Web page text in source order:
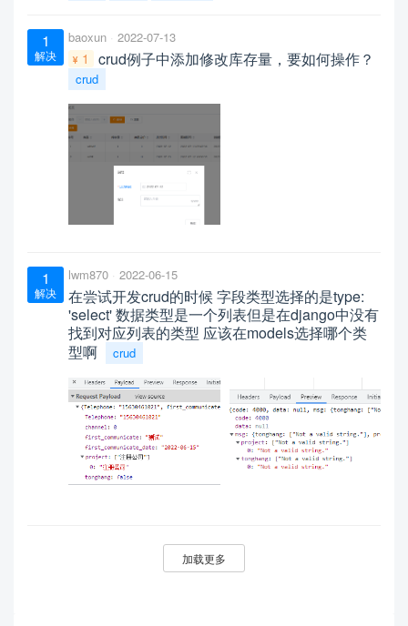
1
解决
baoxun 2022-07-13
1 crud例子中添加修改库存量，要如何操作？
crud
1
解决
lwm870 2022-06-15
在尝试开发crud的时候 字段类型选择的是type:
'select' 数据类型是一个列表但是在django中没有
找到对应列表的类型 应该在models选择哪个类
型啊
crud
加载更多